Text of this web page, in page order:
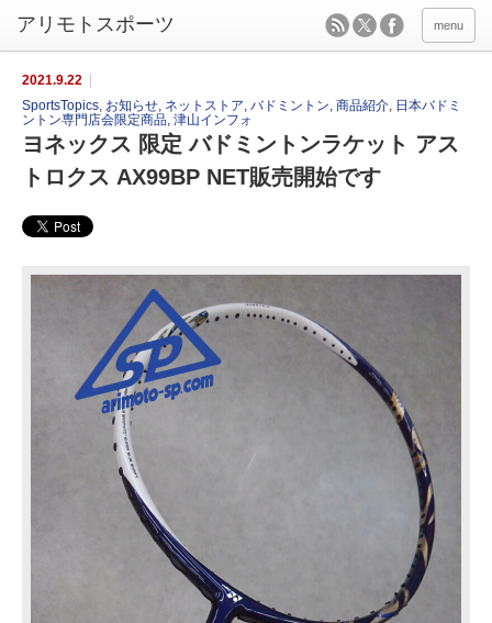
menu
2021.9.22
SportsTopics, お知らせ, ネットストア, バドミントン, 商品紹介, 日本バドミ
ントン専門店会限定商品, 津山インフォ
ヨネックス 限定 バドミントンラケット アス
トロクス AX99BP NET販売開始です